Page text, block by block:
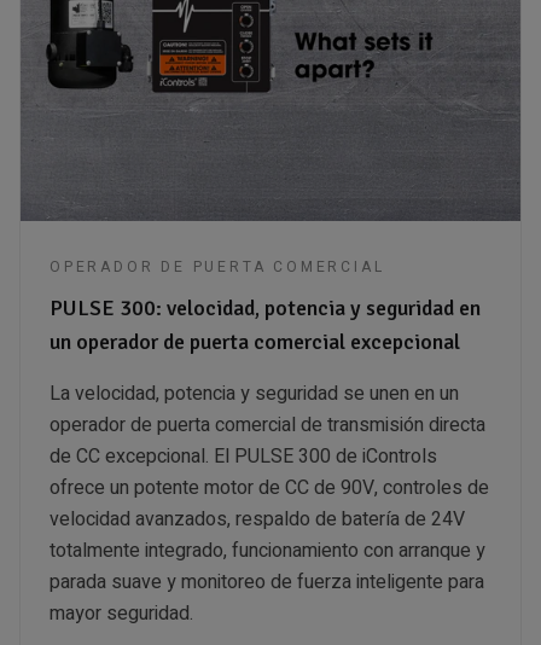
OPERADOR DE PUERTA COMERCIAL
PULSE 300: velocidad, potencia y seguridad en
un operador de puerta comercial excepcional
La velocidad, potencia y seguridad se unen en un
operador de puerta comercial de transmisión directa
de CC excepcional. El PULSE 300 de iControls
ofrece un potente motor de CC de 90V, controles de
velocidad avanzados, respaldo de batería de 24V
totalmente integrado, funcionamiento con arranque y
parada suave y monitoreo de fuerza inteligente para
mayor seguridad.